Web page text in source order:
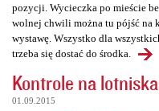
pozycji. Wycieczka po mieście
wolnej chwili można tu pójść na
wystawę. Wszystko dla
trzeba się dostać do środka.
Kontrole na
01.09.2015